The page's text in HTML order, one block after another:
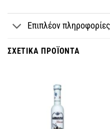
Επιπλέον πληροφορίες
ΣΧΕΤΙΚΆ ΠΡΟΪΌΝΤΑ